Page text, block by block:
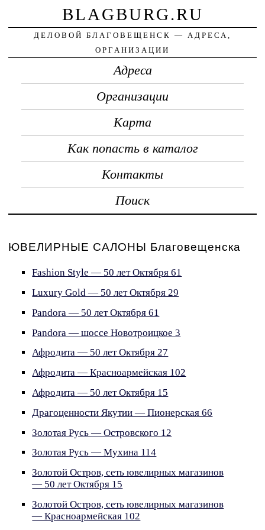
BLAGBURG.RU
ДЕЛОВОЙ БЛАГОВЕЩЕНСК — АДРЕСА,
ОРГАНИЗАЦИИ
Адреса
Организации
Карта
Как попасть в каталог
Контакты
Поиск
ЮВЕЛИРНЫЕ САЛОНЫ Благовещенска
Fashion Style — 50 лет Октября 61
Luxury Gold — 50 лет Октября 29
Pandora — 50 лет Октября 61
Pandora — шоссе Новотроицкое 3
Афродита — 50 лет Октября 27
Афродита — Красноармейская 102
Афродита — 50 лет Октября 15
Драгоценности Якутии — Пионерская 66
Золотая Русь — Островского 12
Золотая Русь — Мухина 114
Золотой Остров, сеть ювелирных магазинов
— 50 лет Октября 15
Золотой Остров, сеть ювелирных магазинов
— Красноармейская 102